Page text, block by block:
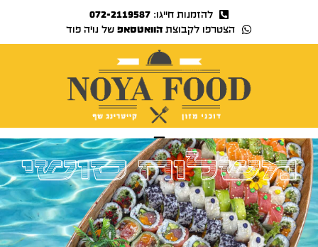
להזמנות חייגו:072-2119587
הצטרפו לקבוצתהוואטסאפ של נויה פוד
משלוח סושי